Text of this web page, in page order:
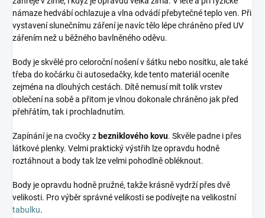
námaze hedvábí ochlazuje a vlna odvádí přebytečné teplo ven. Při
vystavení slunečnímu záření je navíc tělo lépe chráněno před UV
zářením než u běžného bavlněného oděvu.
Body je skvělé pro celoroční nošení v šátku nebo nosítku, ale také
třeba do kočárku či autosedačky, kde tento materiál oceníte
zejména na dlouhých cestách. Dítě nemusí mít tolik vrstev
oblečení na sobě a přitom je vlnou dokonale chráněno jak před
přehřátím, tak i prochladnutím.
Zapínání je na cvočky z bezniklového kovu. Skvěle padne i přes
látkové plenky. Velmi praktický výstřih lze opravdu hodně
roztáhnout a body tak lze velmi pohodlně obléknout.
Body je opravdu hodně pružné, takže krásně vydrží přes dvě
velikosti. Pro výběr správné velikosti se podívejte na velikostní
tabulku.